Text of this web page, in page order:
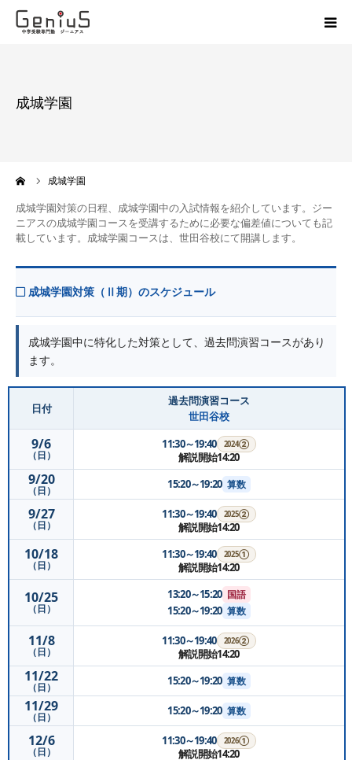
成城学園
成城学園
成城学園対策の日程、成城学園中の入試情報を紹介しています。ジー
ニアスの成城学園コースを受講するために必要な偏差値についても記
載しています。成城学園コースは、世田谷校にて開講します。
成城学園対策（Ⅱ期）のスケジュール
成城学園中に特化した対策として、過去問演習コースがあり
ます。
日付
過去問演習コース
世田谷校
9/6
（日）
11:30～19:40 2024②
解説開始14:20
9/20
（日） 15:20～19:20 算数
9/27
（日）
11:30～19:40 2025②
解説開始14:20
10/18
（日）
11:30～19:40 2025①
解説開始14:20
10/25
（日）
13:20～15:20 国語
15:20～19:20 算数
11/8
（日）
11:30～19:40 2026②
解説開始14:20
11/22
（日） 15:20～19:20 算数
11/29
（日） 15:20～19:20 算数
12/6
（日）
11:30～19:40 2026①
解説開始14:20
志望校別特訓
模試
動画
教材
お問い合わせ